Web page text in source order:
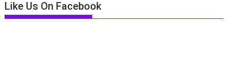
Like Us On Facebook